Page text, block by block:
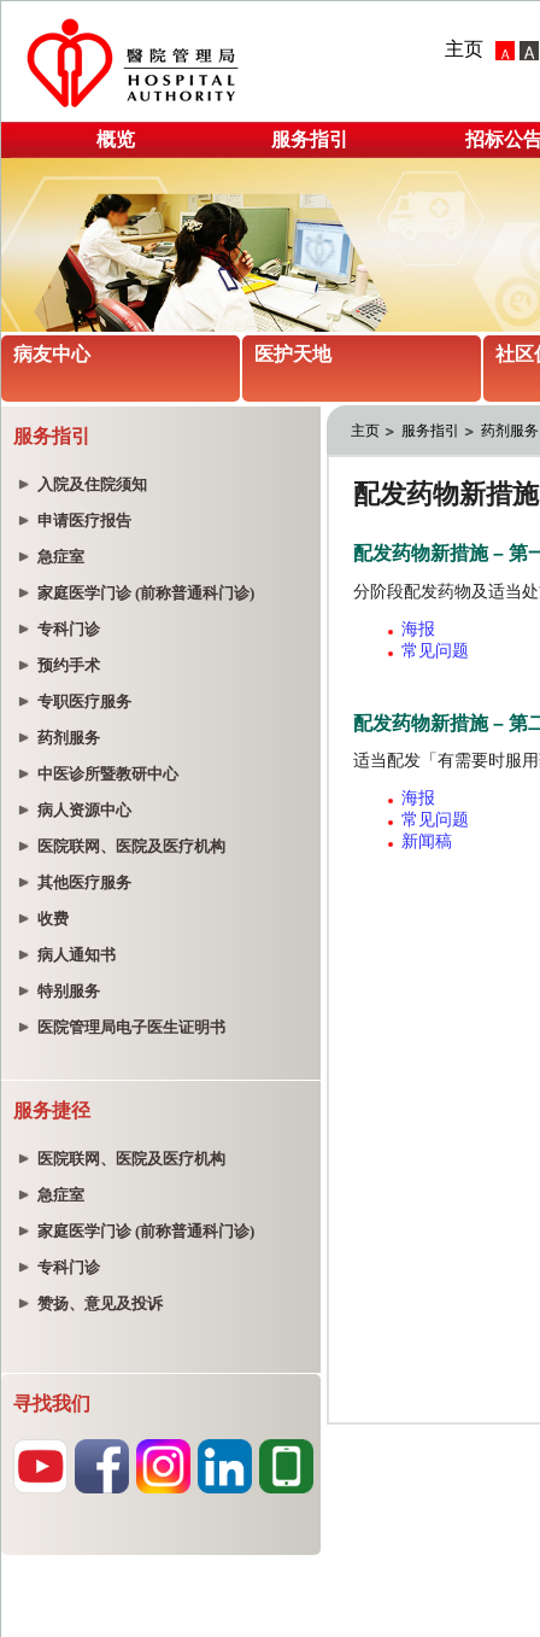
主页
概览 服务指引 招标公
病友中心 医护天地 社区
服务指引
入院及住院须知
申请医疗报告
急症室
家庭医学门诊 (前称普通科门诊)
专科门诊
预约手术
专职医疗服务
药剂服务
中医诊所暨教研中心
病人资源中心
医院联网、医院及医疗机构
其他医疗服务
收费
病人通知书
特别服务
医院管理局电子医生证明书
服务捷径
医院联网、医院及医疗机构
急症室
家庭医学门诊 (前称普通科门诊)
专科门诊
赞扬、意见及投诉
寻找我们
主页 服务指引 药剂服务